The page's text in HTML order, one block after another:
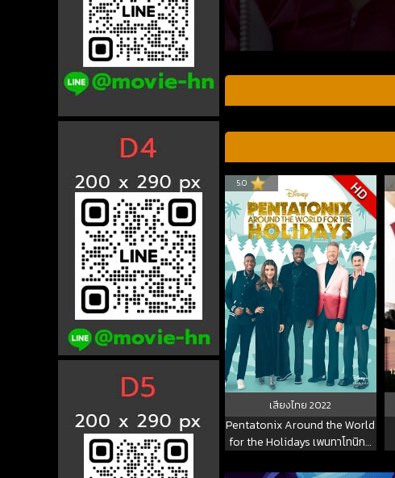
5.0 HD
เสียงไทย2022
Pentatonix Around the World
for the Holidays เพนทาโทนิกซ์